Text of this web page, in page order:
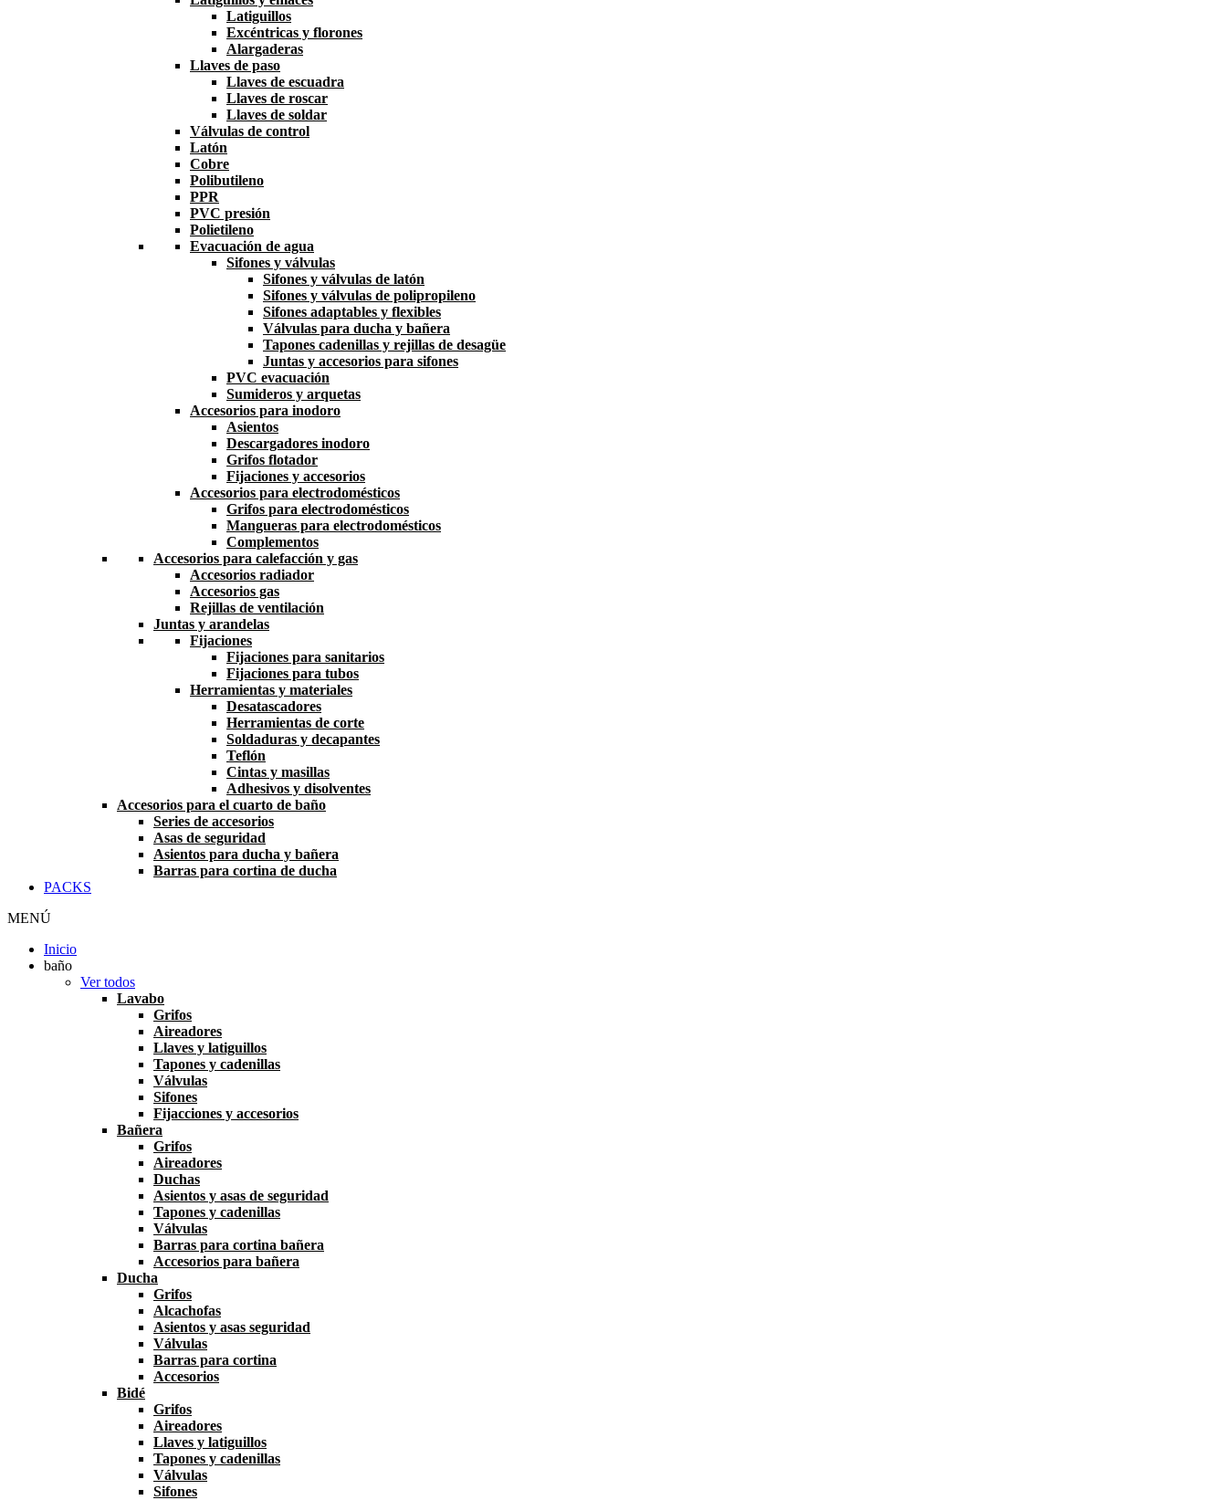
Latiguillos
Excéntricas y florones
Alargaderas
Llaves de paso
Llaves de escuadra
Llaves de roscar
Llaves de soldar
Válvulas de control
Latón
Cobre
Polibutileno
PPR
PVC presión
Polietileno
Evacuación de agua
Sifones y válvulas
Sifones y válvulas de latón
Sifones y válvulas de polipropileno
Sifones adaptables y flexibles
Válvulas para ducha y bañera
Tapones cadenillas y rejillas de desagüe
Juntas y accesorios para sifones
PVC evacuación
Sumideros y arquetas
Accesorios para inodoro
Asientos
Descargadores inodoro
Grifos flotador
Fijaciones y accesorios
Accesorios para electrodomésticos
Grifos para electrodomésticos
Mangueras para electrodomésticos
Complementos
Accesorios para calefacción y gas
Accesorios radiador
Accesorios gas
Rejillas de ventilación
Juntas y arandelas
Fijaciones
Fijaciones para sanitarios
Fijaciones para tubos
Herramientas y materiales
Desatascadores
Herramientas de corte
Soldaduras y decapantes
Teflón
Cintas y masillas
Adhesivos y disolventes
Accesorios para el cuarto de baño
Series de accesorios
Asas de seguridad
Asientos para ducha y bañera
Barras para cortina de ducha
PACKS
MENÚ
Inicio
baño
Ver todos
Lavabo
Grifos
Aireadores
Llaves y latiguillos
Tapones y cadenillas
Válvulas
Sifones
Fijacciones y accesorios
Bañera
Grifos
Aireadores
Duchas
Asientos y asas de seguridad
Tapones y cadenillas
Válvulas
Barras para cortina bañera
Accesorios para bañera
Ducha
Grifos
Alcachofas
Asientos y asas seguridad
Válvulas
Barras para cortina
Accesorios
Bidé
Grifos
Aireadores
Llaves y latiguillos
Tapones y cadenillas
Válvulas
Sifones